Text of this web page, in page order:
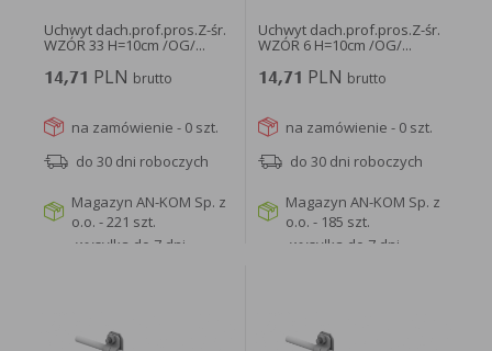
Uchwyt dach.prof.pros.Z-śr.
WZÓR 33 H=10cm /OG/...
14,71 PLN brutto
na zamówienie - 0 szt.
do 30 dni roboczych
Magazyn AN-KOM Sp. z
o.o. - 221 szt.
wysyłka do 7 dni
Uchwyt dach.prof.pros.Z-śr.
WZÓR 6 H=10cm /OG/...
14,71 PLN brutto
na zamówienie - 0 szt.
do 30 dni roboczych
Magazyn AN-KOM Sp. z
o.o. - 185 szt.
wysyłka do 7 dni